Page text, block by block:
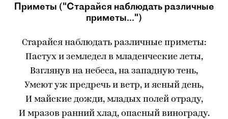
Приметы ("Старайся наблюдать различные
приметы...")
Старайся наблюдать различные приметы:
Пастух и земледел в младенческие леты,
Взглянув на небеса, на западную тень,
Умеют уж предречь и ветр, и ясный день,
И майские дожди, младых полей отраду,
И мразов ранний хлад, опасный винограду.